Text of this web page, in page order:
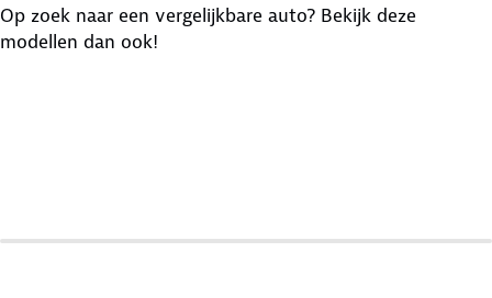
Op zoek naar een vergelijkbare auto? Bekijk deze
modellen dan ook!